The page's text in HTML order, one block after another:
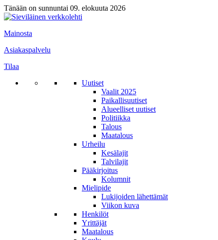
Tänään on sunnuntai 09. elokuuta 2026
Mainosta
Asiakaspalvelu
Tilaa
Uutiset
Vaalit 2025
Paikallisuutiset
Alueelliset uutiset
Politiikka
Talous
Maatalous
Urheilu
Kesälajit
Talvilajit
Pääkirjoitus
Kolumnit
Mielipide
Lukijoiden lähettämät
Viikon kuva
Henkilöt
Yrittäjät
Maatalous